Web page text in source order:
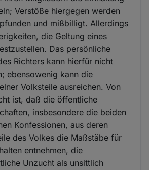
Verstöße hiergegen werden
und mißbilligt. Allerdings
die Geltung eines
Das persönliche
Richters kann hierfür nicht
ebensowenig kann die
Volksteile ausreichen. Von
ist, daß die öffentliche
insbesondere die beiden
Konfessionen, aus deren
des Volkes die Maßstäbe für
entnehmen, die
Unzucht als unsittlich